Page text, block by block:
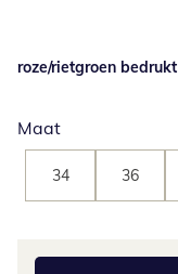
roze/rietgroen bedrukt
Maat
34 36